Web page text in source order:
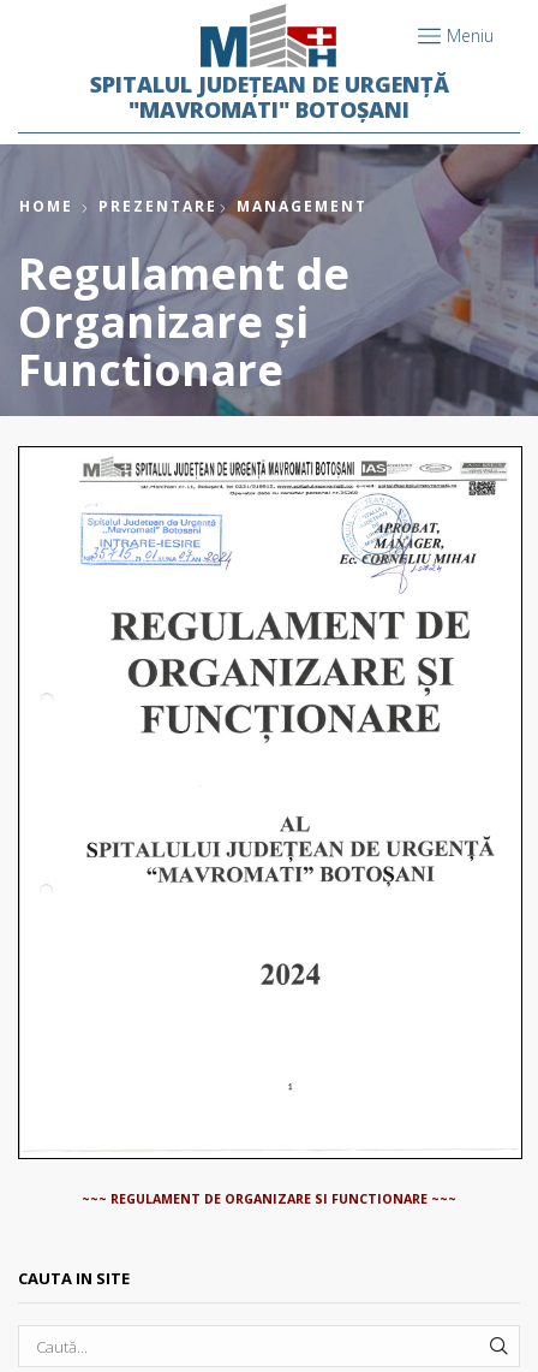
Meniu
SPITALUL JUDEȚEAN DE URGENȚĂ
"MAVROMATI" BOTOȘANI
HOME PREZENTARE MANAGEMENT
Regulament de
Organizare și
Functionare
~~~ REGULAMENT DE ORGANIZARE SI FUNCTIONARE ~~~
CAUTA IN SITE